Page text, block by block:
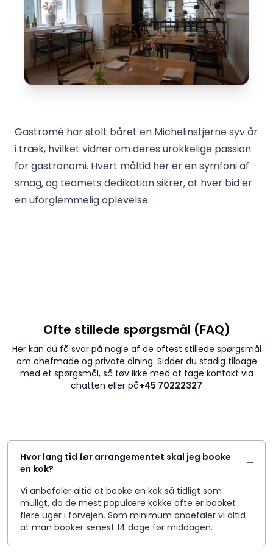
Gastromé har stolt båret en Michelinstjerne syv år
i træk, hvilket vidner om deres urokkelige passion
for gastronomi. Hvert måltid her er en symfoni af
smag, og teamets dedikation sikrer, at hver bid er
en uforglemmelig oplevelse.
Ofte stillede spørgsmål (FAQ)
Her kan du få svar på nogle af de oftest stillede spørgsmål
om chefmade og private dining. Sidder du stadig tilbage
med et spørgsmål, så tøv ikke med at tage kontakt via
chatten eller på+45 70222327
Hvor lang tid før arrangementet skal jeg booke
en kok?
Vi anbefaler altid at booke en kok så tidligt som
muligt, da de mest populære kokke ofte er booket
flere uger i forvejen. Som minimum anbefaler vi altid
at man booker senest 14 dage før middagen.